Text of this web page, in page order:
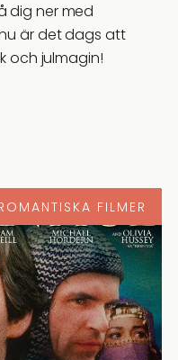
dig ner med
är det dags att
och julmagin!
FILMER